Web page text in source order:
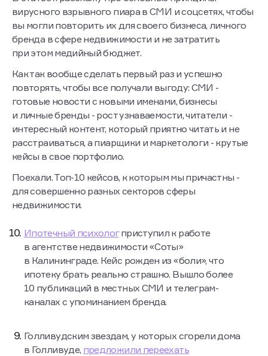
вирусного взрывного пиара в СМИ и соцсетях, чтобы
вы могли повторить их для своего бизнеса, личного
бренда в сфере недвижимости и не затратить
при этом медийный бюджет.
Как так вообще сделать первый раз и успешно
повторять, чтобы все получали выгоду: СМИ -
готовые новости с новыми именами, бизнесы
и личные бренды - рост узнаваемости, читатели -
интересный контент, который приятно читать и не
расстраиваться, а пиарщики и маркетологи - крутые
кейсы в свое портфолио.
Поехали. Топ-10 кейсов, к которым мы причастны -
для совершенно разных секторов сферы
недвижимости.
Ипотечный психологприступил к работе
в агентстве недвижимости «Соты»
в Калининграде. Кейс рожден из «боли», что
ипотеку брать реально страшно. Вышло более
10 публикаций в местных СМИ и телеграм-
каналах с упоминанием бренда.
Голливудским звездам, у которых сгорели дома
в Голливуде, предложили переехать